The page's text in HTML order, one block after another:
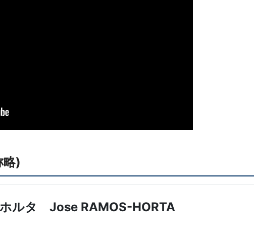
略)
ルタ Jose RAMOS-HORTA